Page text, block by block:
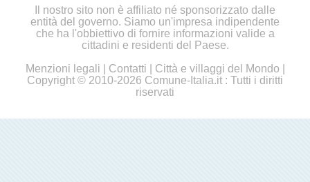
Il nostro sito non è affiliato né sponsorizzato dalle
entità del governo. Siamo un'impresa indipendente
che ha l'obbiettivo di fornire informazioni valide a
cittadini e residenti del Paese.
Menzioni legali
Contatti Città e villaggi del Mondo
Copyright © 2010-2026 Comune-Italia.it : Tutti i diritti
riservati